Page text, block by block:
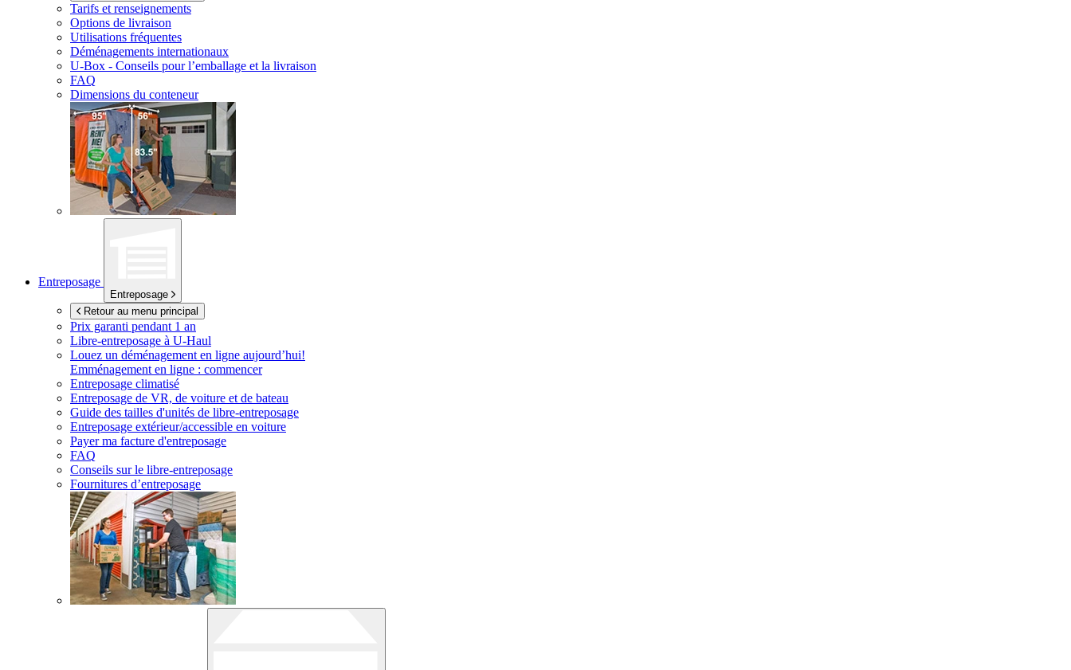
Tarifs et renseignements
Options de livraison
Utilisations fréquentes
Déménagements internationaux
U-Box - Conseils pour l’emballage et la livraison
FAQ
Dimensions du conteneur
Entreposage
Entreposage
Retour au menu principal
Prix garanti pendant 1 an
Libre-entreposage à U-Haul
Louez un déménagement en ligne aujourd’hui!
Emménagement en ligne : commencer
Entreposage climatisé
Entreposage de VR, de voiture et de bateau
Guide des tailles d'unités de libre-entreposage
Entreposage extérieur/accessible en voiture
Payer ma facture d'entreposage
FAQ
Conseils sur le libre-entreposage
Fournitures d’entreposage